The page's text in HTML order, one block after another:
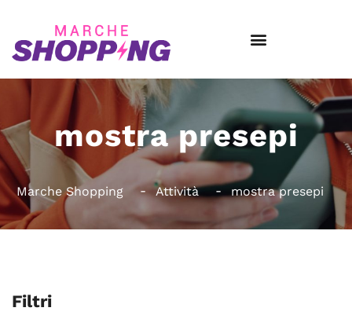
mostra presepi
Marche Shopping Attività mostra presepi
Filtri